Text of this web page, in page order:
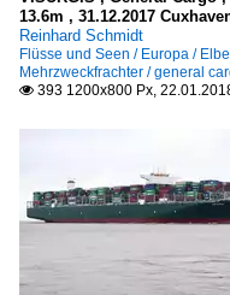
13.6m , 31.12.2017
Reinhard Schmidt
Flüsse und Seen / Europa / Elbe
Mehrzweckfrachter / general
 393 1200x800 Px,